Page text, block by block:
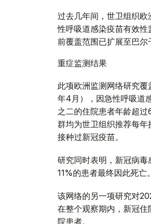
过去几年间，世卫组织
性呼吸道感染疫苗有效
前覆盖范围已扩展至巴尔
重症监测结果
此项欧洲监测网络研究
年4月），因急性呼吸道
之二的住院患者年龄超
群均为世卫组织推荐每
接种过新冠疫苗。
研究同时表明，新冠病毒
11%的患者最终因此死亡。
该网络的另一项研究对
在整个观察期内，新冠
院患者。